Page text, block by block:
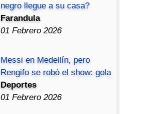
negro llegue a su casa?
Farandula
01 Febrero 2026
Messi en Medellín, pero
Rengifo se robó el show: gola
Deportes
01 Febrero 2026